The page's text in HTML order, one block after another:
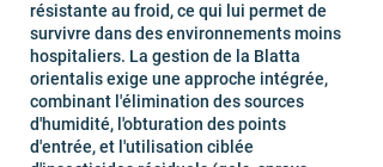
résistante au froid, ce qui lui permet de
survivre dans des environnements moins
hospitaliers. La gestion de la Blatta
orientalis exige une approche intégrée,
combinant l'élimination des sources
d'humidité, l'obturation des points
d'entrée, et l'utilisation ciblée